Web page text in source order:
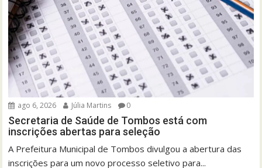
ago 6, 2026 Júlia Martins 0
Secretaria de Saúde de Tombos está com
inscrições abertas para seleção
A Prefeitura Municipal de Tombos divulgou a abertura das
inscrições para um novo processo seletivo para...